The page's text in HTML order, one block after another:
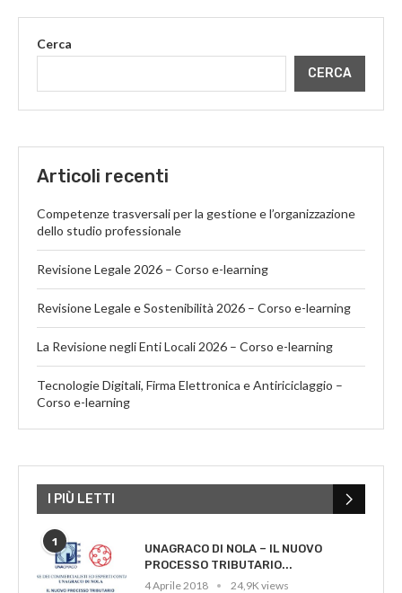
Cerca
CERCA
Articoli recenti
Competenze trasversali per la gestione e l’organizzazione
dello studio professionale
Revisione Legale 2026 – Corso e-learning
Revisione Legale e Sostenibilità 2026 – Corso e-learning
La Revisione negli Enti Locali 2026 – Corso e-learning
Tecnologie Digitali, Firma Elettronica e Antiriciclaggio –
Corso e-learning
I PIÙ LETTI
1
UNAGRACO DI NOLA – IL NUOVO
PROCESSO TRIBUTARIO...
4 Aprile 2018
24,9K views